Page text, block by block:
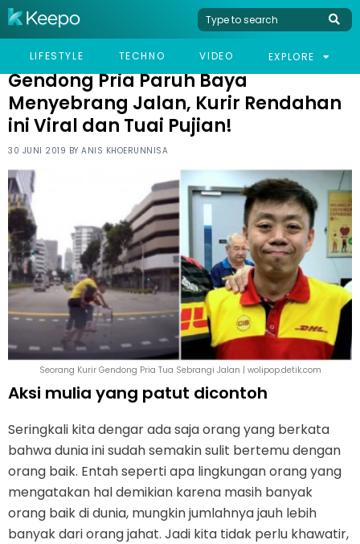
LIFESTYLE TECHNO VIDEO EXPLORE
HOME VIRAL
GENDONG PRIA PARUH BAYA MENYEBRANG JALAN, KURIR
Gendong Pria Paruh Baya
Menyebrang Jalan, Kurir Rendahan
ini Viral dan Tuai Pujian!
30 JUNI 2019 BY ANIS KHOERUNNISA
Seorang Kurir Gendong Pria Tua Sebrangi Jalan | wolipop.detik.com
Aksi mulia yang patut dicontoh
Seringkali kita dengar ada saja orang yang berkata
bahwa dunia ini sudah semakin sulit bertemu dengan
orang baik. Entah seperti apa lingkungan orang yang
mengatakan hal demikian karena masih banyak
orang baik di dunia, mungkin jumlahnya jauh lebih
banyak dari orang jahat. Jadi kita tidak perlu khawatir,